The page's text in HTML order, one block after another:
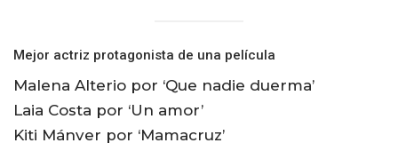
Mejor actriz protagonista de una película
Malena Alterio por ‘Que nadie duerma’
Laia Costa por ‘Un amor’
Kiti Mánver por ‘Mamacruz’